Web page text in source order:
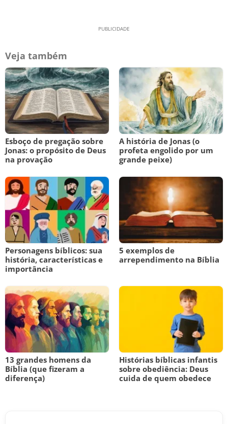
Veja também
Esboço de pregação sobre
Jonas: o propósito de Deus
na provação
A história de Jonas (o
profeta engolido por um
grande peixe)
Personagens bíblicos: sua
história, características e
importância
5 exemplos de
arrependimento na Bíblia
13 grandes homens da
Bíblia (que fizeram a
diferença)
Histórias bíblicas infantis
sobre obediência: Deus
cuida de quem obedece